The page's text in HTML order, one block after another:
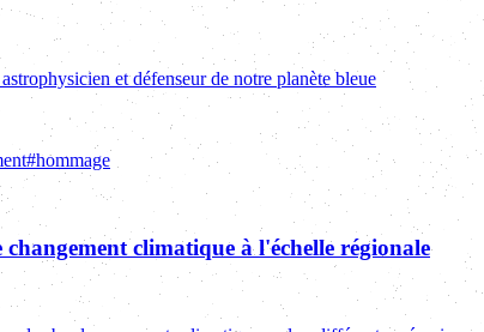
et défenseur de notre planète bleue
#hommage
climatique à l'échelle régionale